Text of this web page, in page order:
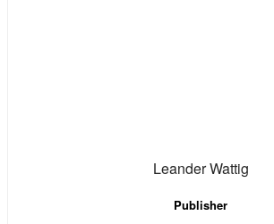
Leander Wattig
Publisher